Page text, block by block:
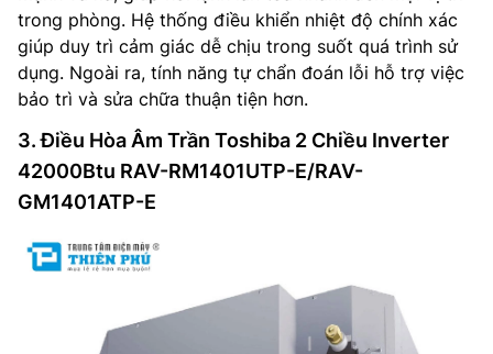
trong phòng. Hệ thống điều khiển nhiệt độ chính xác
giúp duy trì cảm giác dễ chịu trong suốt quá trình sử
dụng. Ngoài ra, tính năng tự chẩn đoán lỗi hỗ trợ việc
bảo trì và sửa chữa thuận tiện hơn.
3. Điều Hòa Âm Trần Toshiba 2 Chiều Inverter
42000Btu RAV-RM1401UTP-E/RAV-
GM1401ATP-E